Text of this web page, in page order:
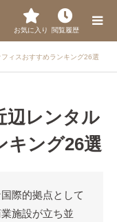
お気に入り 閲覧履歴
ィスおすすめランキング26選
辺レンタル
キング26選
際的拠点として
施設が立ち並